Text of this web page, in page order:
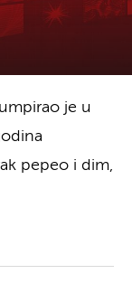
je u
pepeo i dim,